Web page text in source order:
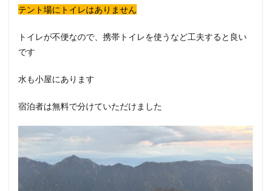
テント場にトイレはありません
トイレが不便なので、携帯トイレを使うなど工夫すると良い
です
水も小屋にあります
宿泊者は無料で分けていただけました